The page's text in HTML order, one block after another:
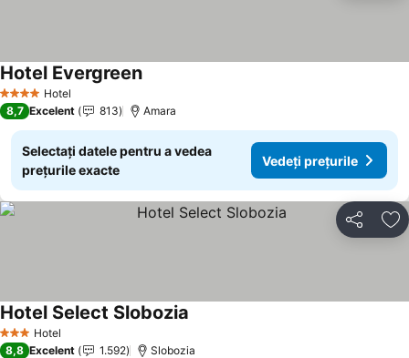
4 Stele Hotel
Hotel Evergreen
8,7 Excelent 813 Amara
Selectați datele pentru a vedea
prețurile exacte
Vedeți prețurile
Distribuiți
3 SteleHotel
Hotel Select Slobozia
8,8 Excelent 1.592 Slobozia